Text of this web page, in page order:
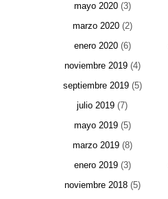
mayo 2020(3)
marzo 2020(2)
enero 2020(6)
noviembre 2019(4)
septiembre 2019(5)
julio 2019 (7)
mayo 2019(5)
marzo 2019(8)
enero 2019(3)
noviembre 2018(5)